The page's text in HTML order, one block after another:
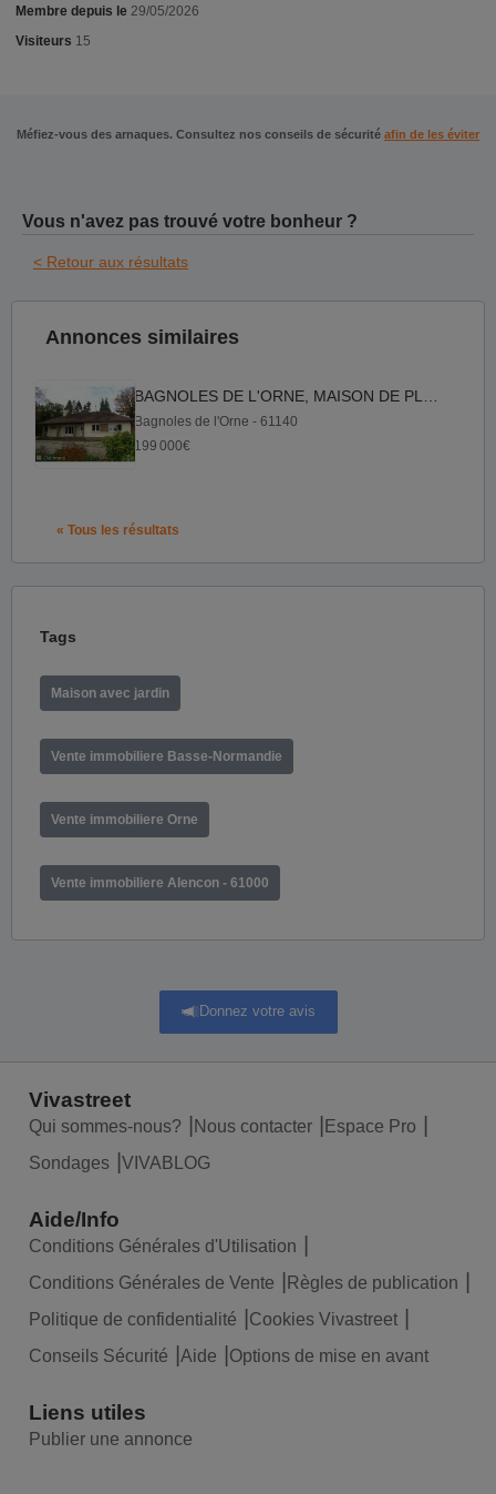
Membre depuis le 29/05/2026
Visiteurs 15
Méfiez-vous des arnaques. Consultez nos conseils de sécurité afin de les éviter
Vous n'avez pas trouvé votre bonheur ?
< Retour aux résultats
Annonces similaires
Bagnoles de l'Orne - 61140
199 000€
« Tous les résultats
Tags
Maison avec jardin
Vente immobiliere Basse-Normandie
Vente immobiliere Orne
Vente immobiliere Alencon - 61000
Donnez votre avis
Vivastreet
Qui sommes-nous? Nous contacter
Espace Pro
Sondages
VIVABLOG
Aide/Info
Conditions Générales d'Utilisation
Conditions Générales de Vente
Règles de publication
Politique de confidentialité
Cookies Vivastreet
Conseils Sécurité
Aide Options de mise en avant
Liens utiles
Publier une annonce